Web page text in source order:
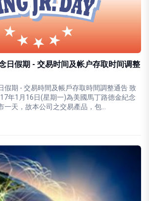
日假期 - 交易时间及帐户存取时间调整
假期 - 交易時間及帳戶存取時間調整通告 致
年1月16日(星期一)為美國馬丁路德金紀念
一天，故本公司之交易產品，包...